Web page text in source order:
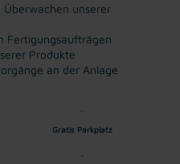
Überwachen unserer
Fertigungsaufträgen
Produkte
an der Anlage
Gratis Parkplatz